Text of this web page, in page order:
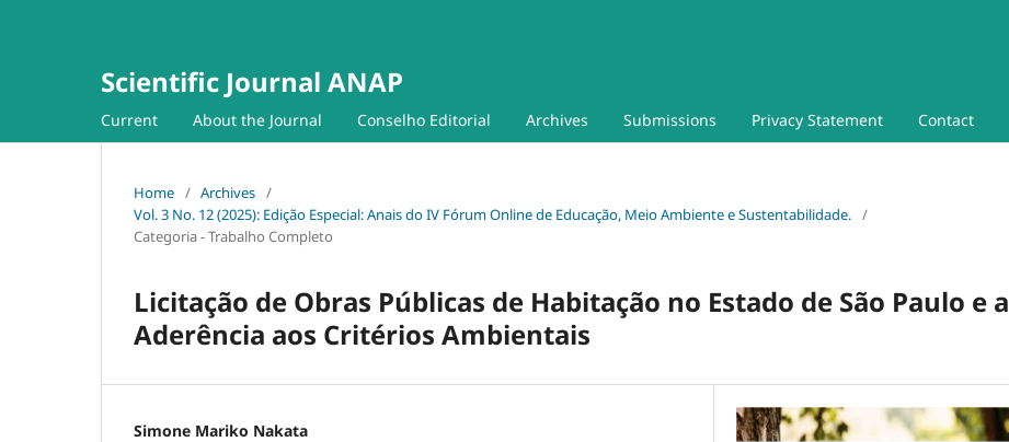
Scientific Journal ANAP
Current About the Journal Conselho Editorial Archives Submissions Privacy Statement Contact
Home / Archives /
Vol. 3 No. 12 (2025): Edição Especial: Anais do IV Fórum Online de Educação, Meio Ambiente e Sustentabilidade. /
Categoria - Trabalho Completo
Licitação de Obras Públicas de Habitação no Estado de São Paulo e a
Aderência aos Critérios Ambientais
Simone Mariko Nakata